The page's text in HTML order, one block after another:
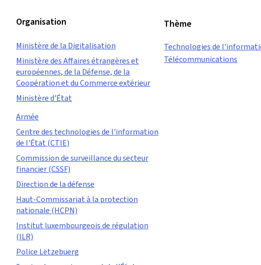
Organisation
Ministère de la Digitalisation
Ministère des Affaires étrangères et
européennes, de la Défense, de la
Coopération et du Commerce extérieur
Ministère d'État
Armée
Centre des technologies de l'information
de l'État (CTIE)
Commission de surveillance du secteur
financier (CSSF)
Direction de la défense
Haut-Commissariat à la protection
nationale (HCPN)
Institut luxembourgeois de régulation
(ILR)
Police Lëtzebuerg
Thème
Technologies de
Télécommunications